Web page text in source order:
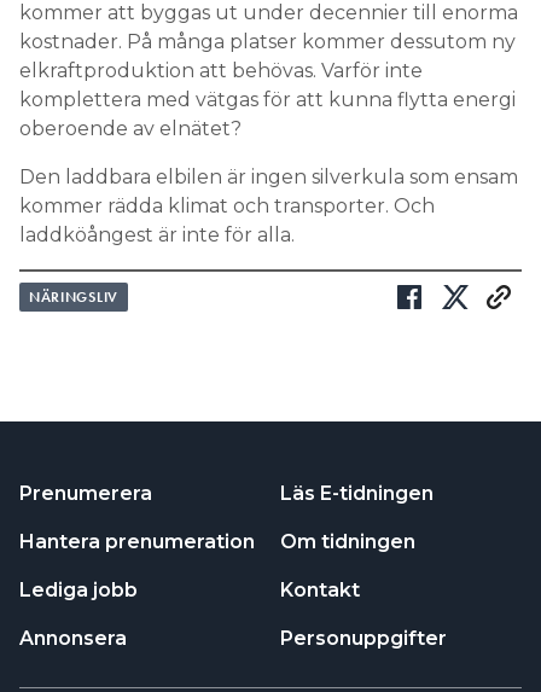
kommer att byggas ut under decennier till enorma
kostnader. På många platser kommer dessutom ny
elkraftproduktion att behövas. Varför inte
komplettera med vätgas för att kunna flytta energi
oberoende av elnätet?
Den laddbara elbilen är ingen silverkula som ensam
kommer rädda klimat och transporter. Och
laddköångest är inte för alla.
NÄRINGSLIV
Prenumerera
Hantera prenumeration
Lediga jobb
Annonsera
Läs E-tidningen
Om tidningen
Kontakt
Personuppgifter